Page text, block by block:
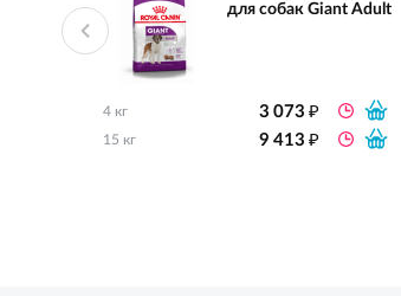
для собак Giant Adult
4 кг 3 073₽
15 кг 9 413₽